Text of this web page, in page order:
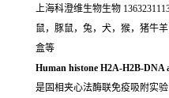
上海科澄维生物生物
鼠，豚鼠，兔，犬，猴，猪牛
盒等
Human histone H2A-H2B-
是固相夹心法酶联免疫吸附实